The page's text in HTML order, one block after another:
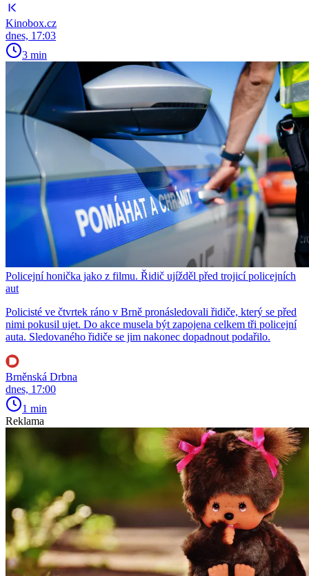
Kinobox.cz
dnes, 17:03
3 min
Policejní honička jako z filmu. Řidič ujížděl před trojicí policejních
aut
Policisté ve čtvrtek ráno v Brně pronásledovali řidiče, který se před
nimi pokusil ujet. Do akce musela být zapojena celkem tři policejní
auta. Sledovaného řidiče se jim nakonec dopadnout podařilo.
Brněnská Drbna
dnes, 17:00
1 min
Reklama